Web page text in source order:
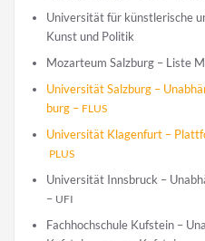
Uni­ver­si­tät für künst­le­ri­sche
Kunst und Politik
Mozar­te­um Salz­burg – Lis­te
Uni­ver­si­tät Salz­burg –
burg – FLUS
Uni­ver­si­tät Kla­gen­furt –
PLUS
Uni­ver­si­tät Inns­bruck –
– UFI
Fach­hoch­schu­le Kuf­stein –